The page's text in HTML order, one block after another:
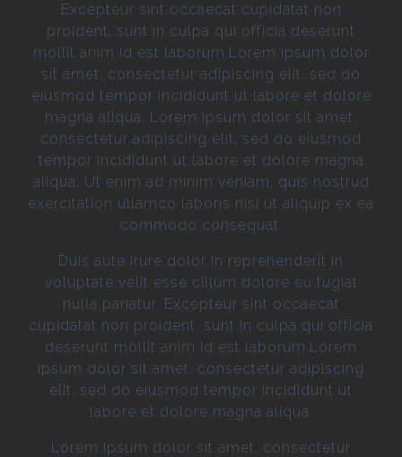
Excepteur sint occaecat cupidatat non
proident, sunt in culpa qui officia deserunt
mollit anim id est laborum.Lorem ipsum dolor
sit amet, consectetur adipiscing elit, sed do
eiusmod tempor incididunt ut labore et dolore
magna aliqua. Lorem ipsum dolor sit amet,
consectetur adipiscing elit, sed do eiusmod
tempor incididunt ut labore et dolore magna
aliqua. Ut enim ad minim veniam, quis nostrud
exercitation ullamco laboris nisi ut aliquip ex ea
commodo consequat.
Duis aute irure dolor in reprehenderit in
voluptate velit esse cillum dolore eu fugiat
nulla pariatur. Excepteur sint occaecat
cupidatat non proident, sunt in culpa qui officia
deserunt mollit anim id est laborum.Lorem
ipsum dolor sit amet, consectetur adipiscing
elit, sed do eiusmod tempor incididunt ut
labore et dolore magna aliqua.
Lorem ipsum dolor sit amet, consectetur